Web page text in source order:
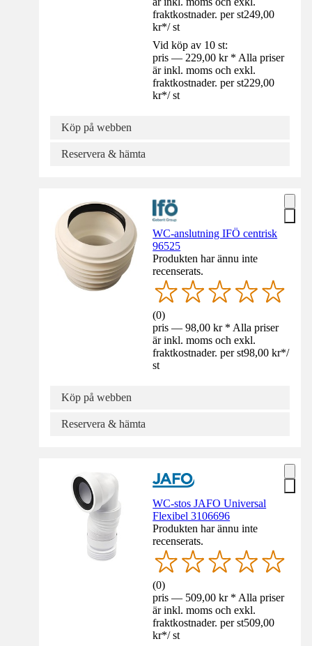
fraktkostnader. per st249,00
kr*/ st
Vid köp av 10 st:
pris — 229,00 kr * Alla priser
är inkl. moms och exkl.
fraktkostnader. per st229,00
kr*/ st
Köp på webben
Reservera & hämta
WC-anslutning IFÖ centrisk
96525
Produkten har ännu inte
recenserats.
(0)
pris — 98,00 kr * Alla priser
är inkl. moms och exkl.
fraktkostnader. per st98,00 kr*/
st
Köp på webben
Reservera & hämta
WC-stos JAFO Universal
Flexibel 3106696
Produkten har ännu inte
recenserats.
(0)
pris — 509,00 kr * Alla priser
är inkl. moms och exkl.
fraktkostnader. per st509,00
kr*/ st